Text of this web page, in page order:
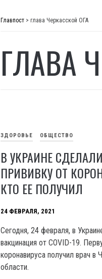
Главпост > глава Черкасской ОГА
ГЛАВА
ЗДОРОВЬЕ ОБЩЕСТВО
В УКРАИНЕ
ПРИВИВКУ ОТ
КТО ЕЕ ПОЛУЧИЛ
24 ФЕВРАЛЯ, 2021
Сегодня, 24 февраля, в
вакцинация от COVID-19.
коронавируса получил врач в
области.